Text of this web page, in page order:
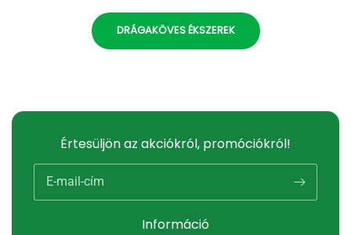
DRÁGAKÖVES ÉKSZEREK
Információ
Értesüljön az akciókról, promóciókról!
E-mail-cím